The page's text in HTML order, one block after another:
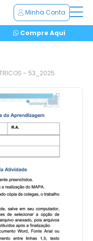
Minha Conta
Compre Aqui
- 53_2025